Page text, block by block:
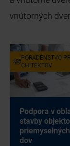
vnútorných
PO­RA­DEN­STVO
CHI­TEK­TOV
Pod­po­ra v
stav­by
dov